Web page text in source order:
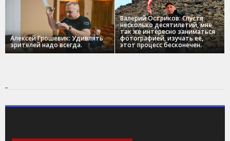
Алексей Грошевик: Удивлять
зрителей надо всегда.
Валерий Остриков: Спустя
несколько десятилетий, мне
так же интересно заниматься
фотографией, изучать ее,
этот процесс бесконечен.